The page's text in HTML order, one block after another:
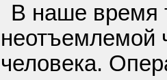
В наше время
неотъемлемой
человека.